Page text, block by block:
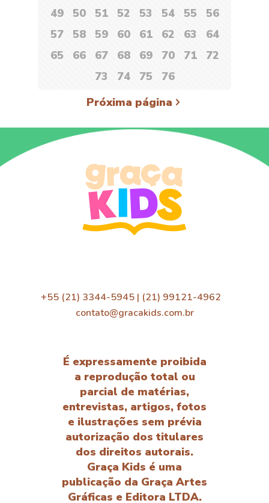
49
50 51 52 53 54 55
56
57
58 59 60 61 62 63
64
65
66 67 68 69 70 71
72
73
74 75
76
Próxima página
+55 (21) 3344-5945 | (21) 99121-4962
contato@gracakids.com.br
É expressamente proibida
a reprodução total ou
parcial de matérias,
entrevistas, artigos, fotos
e ilustrações sem prévia
autorização dos titulares
dos direitos autorais.
Graça Kids é uma
publicação da Graça Artes
Gráficas e Editora LTDA.